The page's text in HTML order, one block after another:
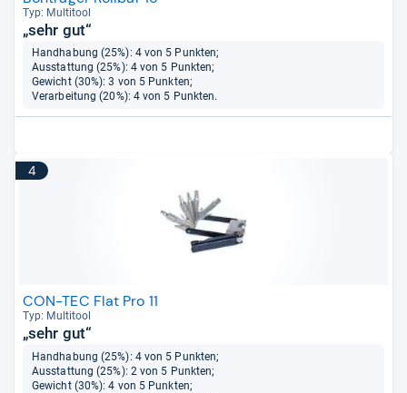
Typ: Mul­ti­tool
„sehr gut“
Handhabung (25%): 4 von 5 Punkten;
Ausstattung (25%): 4 von 5 Punkten;
Gewicht (30%): 3 von 5 Punkten;
Verarbeitung (20%): 4 von 5 Punkten.
4
CON-TEC Flat Pro 11
Typ: Mul­ti­tool
„sehr gut“
Handhabung (25%): 4 von 5 Punkten;
Ausstattung (25%): 2 von 5 Punkten;
Gewicht (30%): 4 von 5 Punkten;